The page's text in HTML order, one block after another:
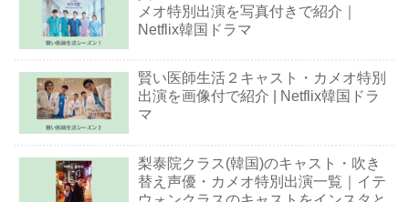
メオ特別出演を写真付きで紹介｜
Netflix韓国ドラマ
賢い医師生活２キャスト・カメオ特別
出演を画像付で紹介 | Netflix韓国ドラ
マ
梨泰院クラス(韓国)のキャスト・吹き
替え声優・カメオ特別出演一覧｜イテ